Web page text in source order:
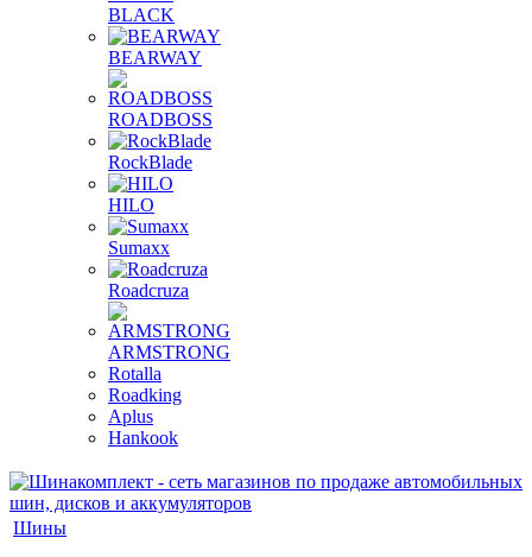
BLACK
BEARWAY
ROADBOSS
RockBlade
HILO
Sumaxx
Roadcruza
ARMSTRONG
Rotalla
Roadking
Aplus
Hankook
Шины